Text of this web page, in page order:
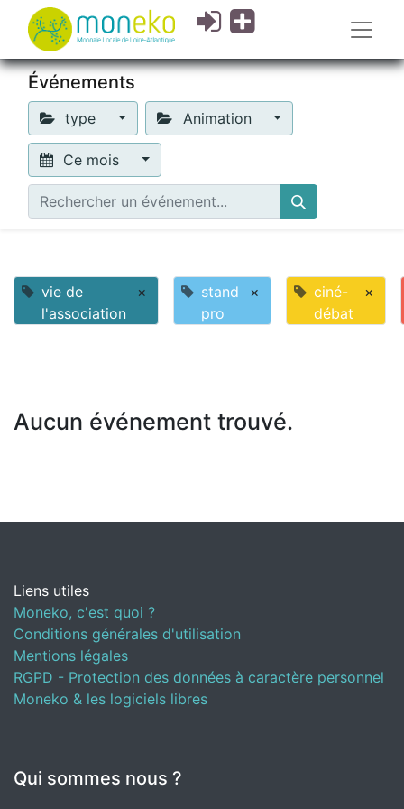
Événements
type Animation
Ce mois
vie de
l'association
×
stand
pro
×
ciné-
débat
×
Aucun événement trouvé.
Liens utiles
Moneko, c'est quoi ?
Conditions générales d'utilisation
Mentions légales
RGPD - Protection des données à caractère personnel
Moneko & les logiciels libres
Qui sommes nous ?